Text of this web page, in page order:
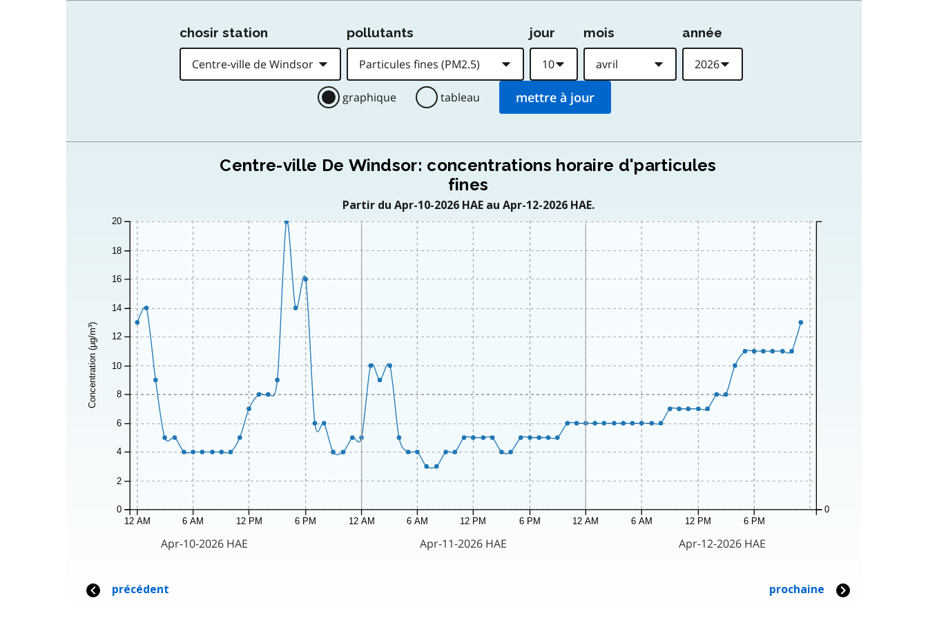
chosir station pollutants jour mois année
graphique tableau
Centre-ville De Windsor: concentrations horaire d'particules
fines
Partir du Apr-10-2026 HAE au Apr-12-2026 HAE.
12 AM 6 AM 12 PM 6 PM 12 AM 6 AM 12 PM 6 PM 12 AM 6 AM 12 PM 6 PM
Concentration (μg/m³)
0
2
4
6
8
10
12
14
16
18
20
0
Apr-10-2026 HAE Apr-11-2026 HAE Apr-12-2026 HAE
précédent prochaine